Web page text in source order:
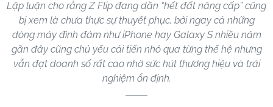
Lập luận cho rằng Z Flip đang dần “hết đất nâng cấp” cũng
bị xem là chưa thực sự thuyết phục, bởi ngay cả những
dòng máy đình đám như iPhone hay Galaxy S nhiều năm
gần đây cũng chủ yếu cải tiến nhỏ qua từng thế hệ nhưng
vẫn đạt doanh số rất cao nhờ sức hút thương hiệu và trải
nghiệm ổn định.